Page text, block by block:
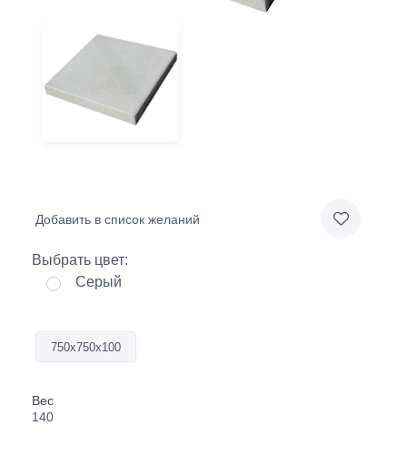
Добавить в список желаний
Выбрать цвет:
Серый
750х750х100
Вес
140